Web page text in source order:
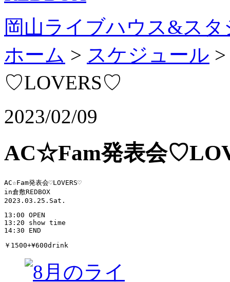
岡山ライブハウス&ス
ホーム > スケジュール
♡LOVERS♡
2023/02/09
AC☆Fam発表会
AC☆Fam発表会♡LOVERS♡
in倉敷REDBOX
2023.03.25.Sat.
13:00 OPEN
13:20 show time
14:30 END
￥1500+¥600drink